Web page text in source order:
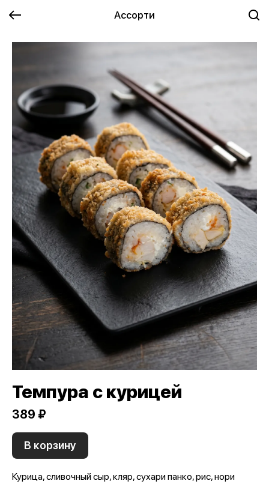
Ассорти
Темпура с курицей
389 ₽
В корзину
Курица, сливочный сыр, кляр, сухари панко, рис, нори